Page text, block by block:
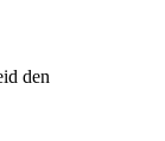
den